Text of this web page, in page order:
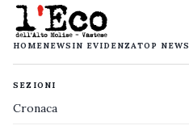
HOMENEWS IN EVIDENZATOP NEWS
SEZIONI
Cronaca